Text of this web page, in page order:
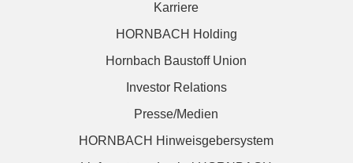
Karriere
HORNBACH Holding
Hornbach Baustoff Union
Investor Relations
Presse/Medien
HORNBACH Hinweisgebersystem